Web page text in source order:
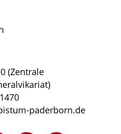
(Zentrale
paderborn.de